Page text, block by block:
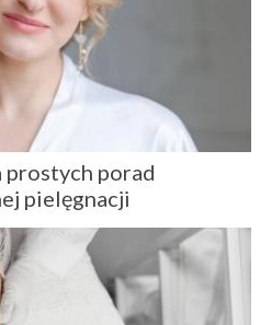
prostych porad
pielęgnacji